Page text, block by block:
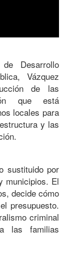
Desarrollo
Vázquez
de las
que está
locales para
y las
sustituido por
municipios. El
decide cómo
presupuesto.
criminal
las familias